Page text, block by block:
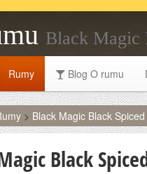
Black Magic
Rumy Blog O rumu
> Black Magic Black
Black